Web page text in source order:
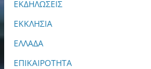
ΕΚΔΗΛΩΣΕΙΣ
ΕΚΚΛΗΣΙΑ
ΕΛΛΑΔΑ
ΕΠΙΚΑΙΡΟΤΗΤΑ